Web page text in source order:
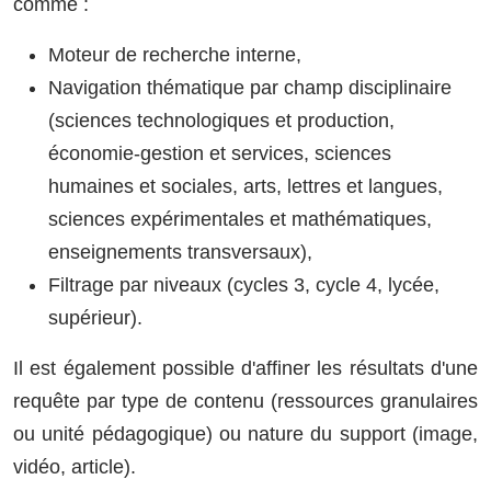
comme :
Moteur de recherche interne,
Navigation thématique par champ disciplinaire
(sciences technologiques et production,
économie-gestion et services, sciences
humaines et sociales, arts, lettres et langues,
sciences expérimentales et mathématiques,
enseignements transversaux),
Filtrage par niveaux (cycles 3, cycle 4, lycée,
supérieur).
Il est également possible d'affiner les résultats d'une
requête par type de contenu (ressources granulaires
ou unité pédagogique) ou nature du support (image,
vidéo, article).